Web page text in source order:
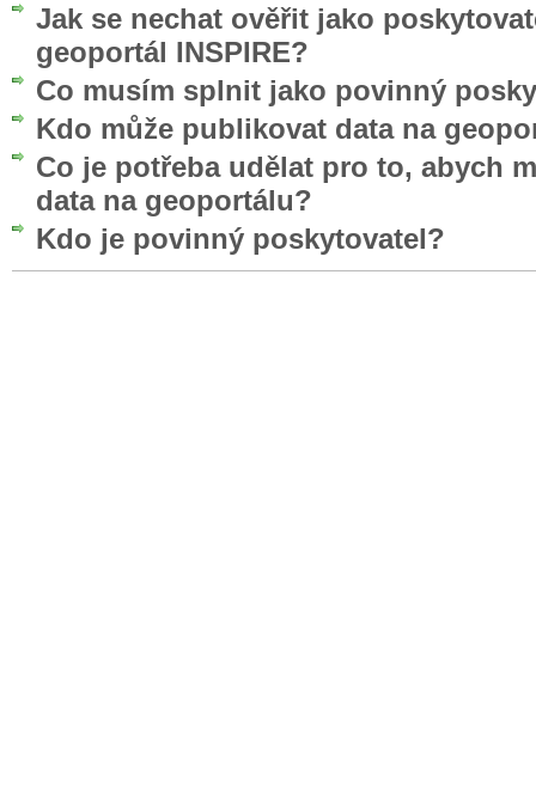
Jak se nechat ověřit jako
geoportál INSPIRE?
Co musím splnit jako povinný
Kdo může publikovat data na
Co je potřeba udělat pro to, abych
data na geoportálu?
Kdo je povinný poskytovatel?